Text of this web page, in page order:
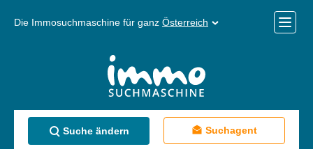
Die Immosuchmaschine für ganz Österreich
Menü
Suche ändern Suchagent